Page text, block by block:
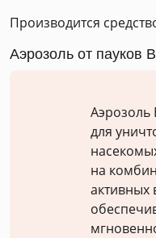
Производится
Аэрозоль от пауков
Аэрозоль
для
на
активных